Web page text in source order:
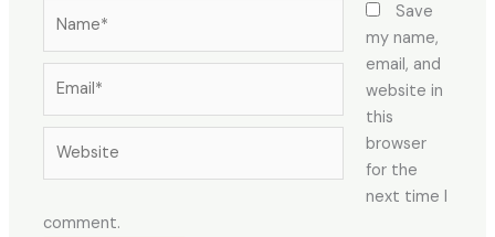
Save
my name,
email, and
website in
this
browser
for the
next time I
comment.